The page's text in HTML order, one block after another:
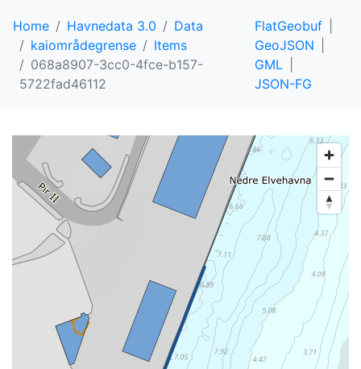
Home Havnedata 3.0
Data
kaiområdegrense
Items
068a8907-3cc0-4fce-b157-
5722fad46112
FlatGeobuf
GeoJSON
GML
JSON-FG